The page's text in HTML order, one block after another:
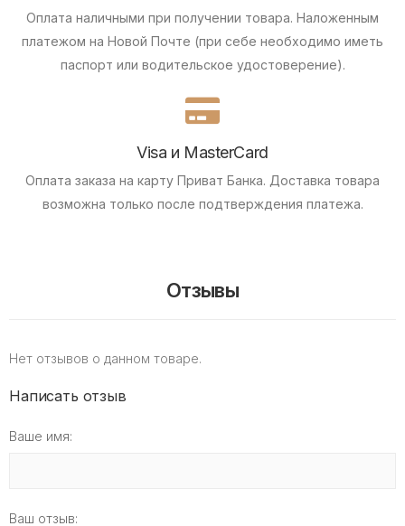
Оплата наличными при получении товара. Наложенным
платежом на Новой Почте (при себе необходимо иметь
паспорт или водительское удостоверение).
Visa и MasterCard
Оплата заказа на карту Приват Банка. Доставка товара
возможна только после подтверждения платежа.
Отзывы
Нет отзывов о данном товаре.
Написать отзыв
Ваше имя:
Ваш отзыв: